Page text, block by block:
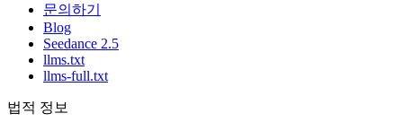
문의하기
Blog
Seedance 2.5
llms.txt
llms-full.txt
법적 정보